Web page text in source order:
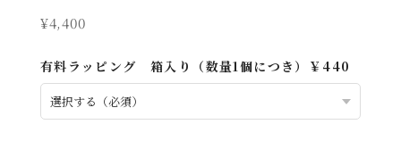
¥4,400
有料ラッピング 箱入り（数量1個につき）￥440